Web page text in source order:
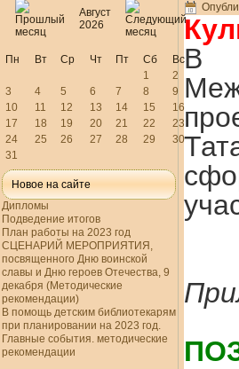
Август
2026
Пн Вт Ср Чт Пт Сб
Вс
1
2
3
4 5 6 7 8
9
10
11 12 13 14 15
16
17
18 19 20 21 22
23
24
25 26 27 28 29
30
31
Новое на сайте
Дипломы
Подведение итогов
План работы на 2023 год
СЦЕНАРИЙ МЕРОПРИЯТИЯ,
посвященного Дню воинской
славы и Дню героев Отечества, 9
декабря (Методические
рекомендации)
В помощь детским библиотекарям
при планировании на 2023 год.
Главные события. методические
рекомендации
В